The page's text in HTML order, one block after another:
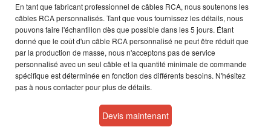
En tant que fabricant professionnel de câbles RCA, nous soutenons les
câbles RCA personnalisés. Tant que vous fournissez les détails, nous
pouvons faire l'échantillon dès que possible dans les 5 jours. Étant
donné que le coût d'un câble RCA personnalisé ne peut être réduit que
par la production de masse, nous n'acceptons pas de service
personnalisé avec un seul câble et la quantité minimale de commande
spécifique est déterminée en fonction des différents besoins. N'hésitez
pas à nous contacter pour plus de détails.
Devis maintenant